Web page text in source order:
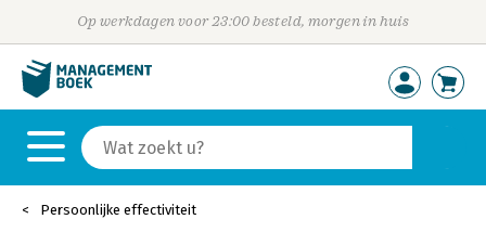
Op werkdagen voor 23:00 besteld, morgen in huis
Persoonlijke effectiviteit